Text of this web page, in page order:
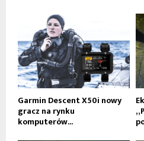
Garmin Descent X50i nowy
gracz na rynku
komputerów...